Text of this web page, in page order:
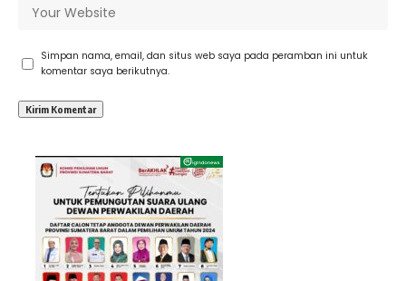
Simpan nama, email, dan situs web saya pada peramban ini untuk
komentar saya berikutnya.